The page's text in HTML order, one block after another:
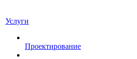
Услуги
Проектирование